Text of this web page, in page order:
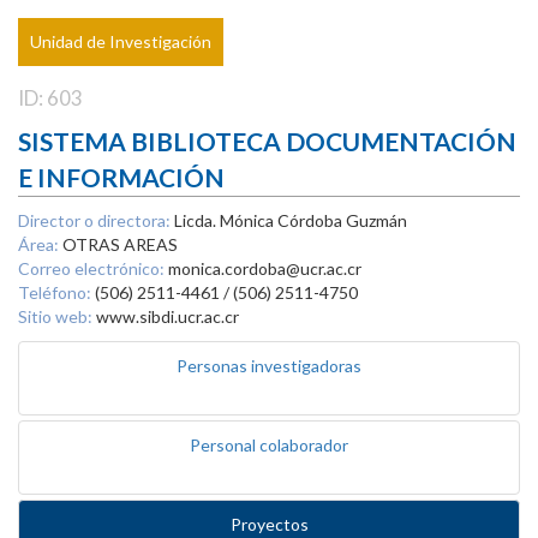
Unidad de Investigación
ID: 603
SISTEMA BIBLIOTECA DOCUMENTACIÓN
E INFORMACIÓN
Director o directora: Licda. Mónica Córdoba Guzmán
Área: OTRAS AREAS
Correo electrónico: monica.cordoba@ucr.ac.cr
Teléfono: (506) 2511-4461 / (506) 2511-4750
Sitio web: www.sibdi.ucr.ac.cr
Personas investigadoras
Personal colaborador
Proyectos